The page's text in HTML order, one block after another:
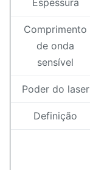
Espessura
Comprimento
de onda
sensível
Poder do laser
Definição